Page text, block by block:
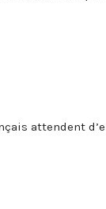
attendent